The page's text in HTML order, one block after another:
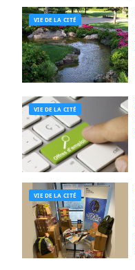
VIE DE LA CITÉ
VIE DE LA CITÉ
VIE DE LA CITÉ